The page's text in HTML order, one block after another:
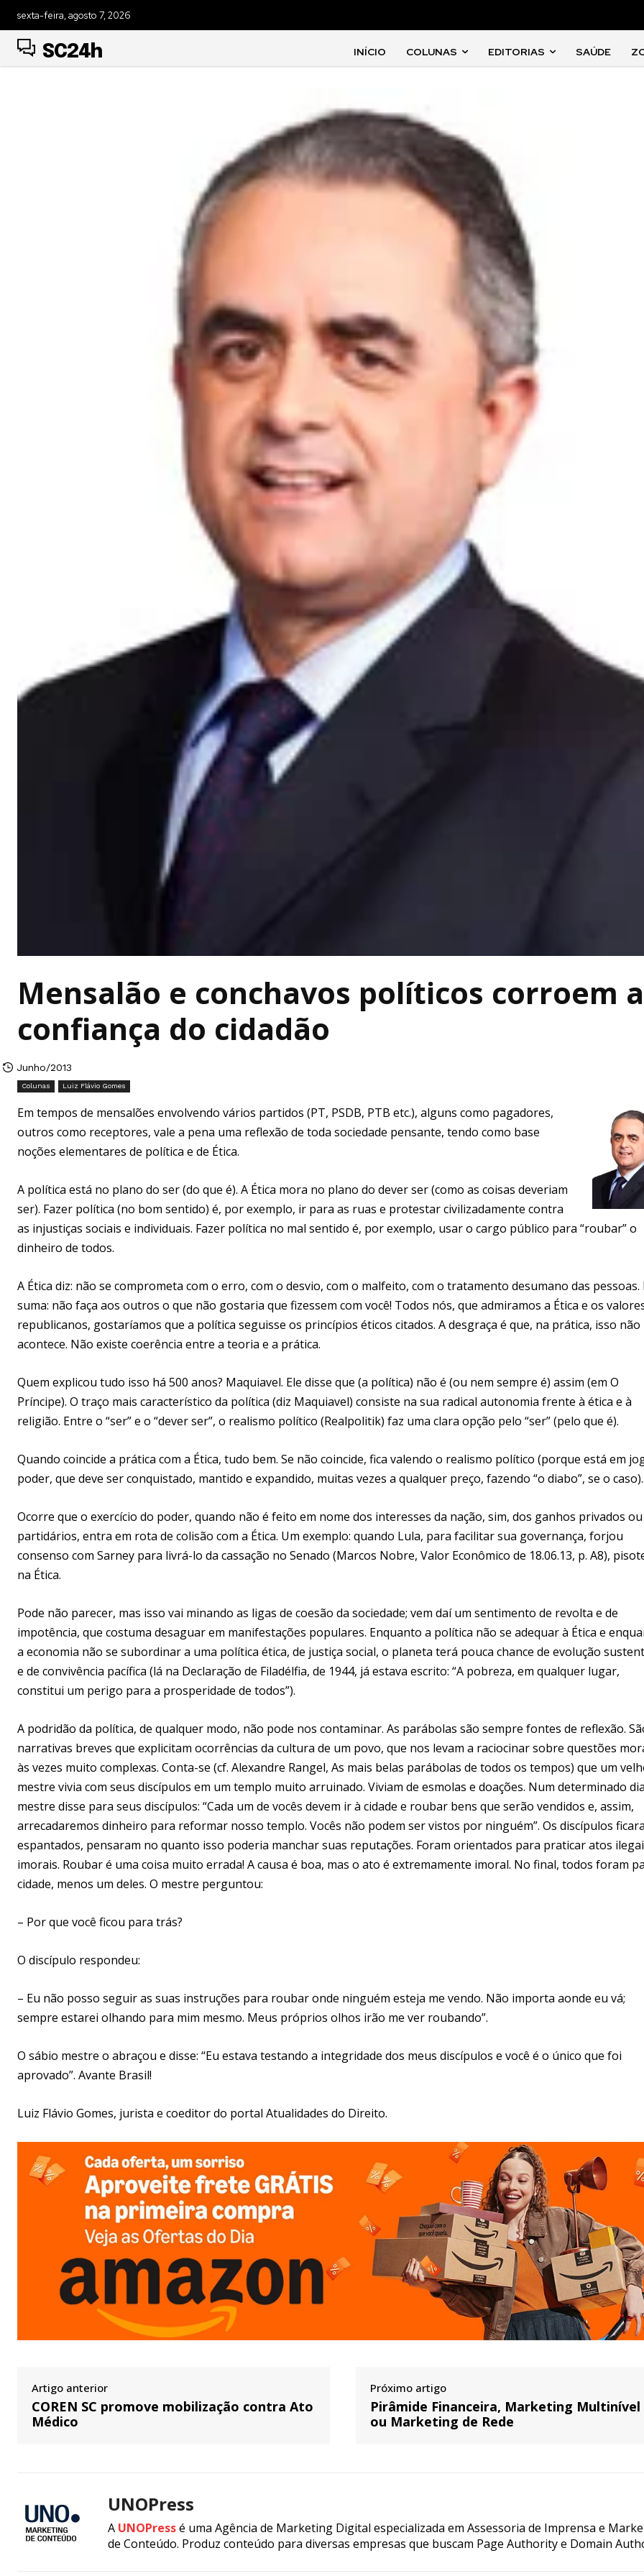
sexta-feira, agosto 7, 2026
SC24h INÍCIO COLUNAS EDITORIAS SAÚDE
Mensalão e conchavos políticos corroem a
confiança do cidadão
Junho/2013
Colunas Luiz Flávio Gomes
Em tempos de mensalões envolvendo vários partidos (PT, PSDB, PTB etc.), alguns como pagadores,
outros como receptores, vale a pena uma reflexão de toda sociedade pensante, tendo como base
noções elementares de política e de Ética.
A política está no plano do ser (do que é). A Ética mora no plano do dever ser (como as coisas deveriam
ser). Fazer política (no bom sentido) é, por exemplo, ir para as ruas e protestar civilizadamente contra
as injustiças sociais e individuais. Fazer política no mal sentido é, por exemplo, usar o cargo público para “roubar” o
dinheiro de todos.
A Ética diz: não se comprometa com o erro, com o desvio, com o malfeito, com o tratamento desumano das pessoas.
suma: não faça aos outros o que não gostaria que fizessem com você! Todos nós, que admiramos a Ética e os
republicanos, gostaríamos que a política seguisse os princípios éticos citados. A desgraça é que, na prática, isso não
acontece. Não existe coerência entre a teoria e a prática.
Quem explicou tudo isso há 500 anos? Maquiavel. Ele disse que (a política) não é (ou nem sempre é) assim (em O
Príncipe). O traço mais característico da política (diz Maquiavel) consiste na sua radical autonomia frente à ética e à
religião. Entre o “ser” e o “dever ser”, o realismo político (Realpolitik) faz uma clara opção pelo “ser” (pelo que é).
Quando coincide a prática com a Ética, tudo bem. Se não coincide, fica valendo o realismo político (porque está em
poder, que deve ser conquistado, mantido e expandido, muitas vezes a qualquer preço, fazendo “o diabo”, se o caso).
Ocorre que o exercício do poder, quando não é feito em nome dos interesses da nação, sim, dos ganhos privados ou
partidários, entra em rota de colisão com a Ética. Um exemplo: quando Lula, para facilitar sua governança, forjou
consenso com Sarney para livrá-lo da cassação no Senado (Marcos Nobre, Valor Econômico de 18.06.13, p. A8),
na Ética.
Pode não parecer, mas isso vai minando as ligas de coesão da sociedade; vem daí um sentimento de revolta e de
impotência, que costuma desaguar em manifestações populares. Enquanto a política não se adequar à Ética e
a economia não se subordinar a uma política ética, de justiça social, o planeta terá pouca chance de evolução
e de convivência pacífica (lá na Declaração de Filadélfia, de 1944, já estava escrito: “A pobreza, em qualquer lugar,
constitui um perigo para a prosperidade de todos”).
A podridão da política, de qualquer modo, não pode nos contaminar. As parábolas são sempre fontes de reflexão.
narrativas breves que explicitam ocorrências da cultura de um povo, que nos levam a raciocinar sobre questões
às vezes muito complexas. Conta-se (cf. Alexandre Rangel, As mais belas parábolas de todos os tempos) que um
mestre vivia com seus discípulos em um templo muito arruinado. Viviam de esmolas e doações. Num determinado
mestre disse para seus discípulos: “Cada um de vocês devem ir à cidade e roubar bens que serão vendidos e, assim,
arrecadaremos dinheiro para reformar nosso templo. Vocês não podem ser vistos por ninguém”. Os discípulos
espantados, pensaram no quanto isso poderia manchar suas reputações. Foram orientados para praticar atos
imorais. Roubar é uma coisa muito errada! A causa é boa, mas o ato é extremamente imoral. No final, todos foram
cidade, menos um deles. O mestre perguntou:
– Por que você ficou para trás?
O discípulo respondeu:
– Eu não posso seguir as suas instruções para roubar onde ninguém esteja me vendo. Não importa aonde eu vá;
sempre estarei olhando para mim mesmo. Meus próprios olhos irão me ver roubando”.
O sábio mestre o abraçou e disse: “Eu estava testando a integridade dos meus discípulos e você é o único que foi
aprovado”. Avante Brasil!
Luiz Flávio Gomes, jurista e coeditor do portal Atualidades do Direito.
Artigo anterior
COREN SC promove mobilização contra Ato
Médico
Próximo artigo
Pirâmide Financeira, Marketing Multinível
ou Marketing de Rede
UNOPress
A UNOPressé uma Agência de Marketing Digital especializada em Assessoria de Imprensa e
de Conteúdo. Produz conteúdo para diversas empresas que buscam Page Authority e Domain